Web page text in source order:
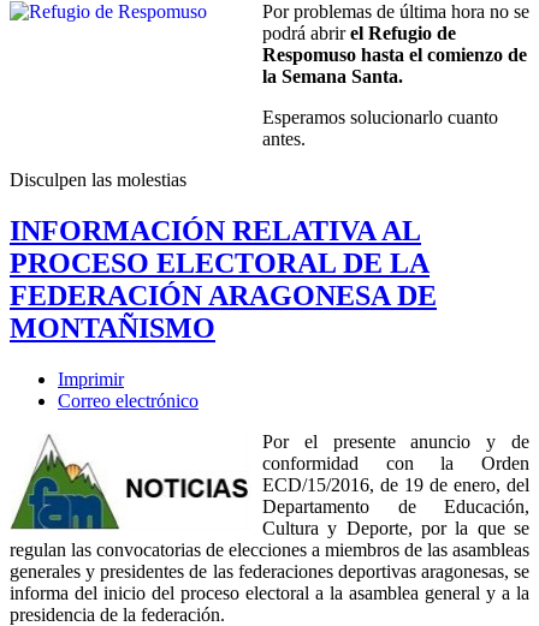
Por problemas de última hora no se
podrá abrirel Refugio de
Respomuso hasta el comienzo de
la Semana Santa.
Esperamos solucionarlo cuanto
antes.
Disculpen las molestias
INFORMACIÓN RELATIVA AL
PROCESO ELECTORAL DE LA
FEDERACIÓN ARAGONESA DE
MONTAÑISMO
Imprimir
Correo electrónico
Por el presente anuncio y de
conformidad con la Orden
ECD/15/2016, de 19 de enero, del
Departamento de Educación,
Cultura y Deporte, por la que se
regulan las convocatorias de elecciones a miembros de las asambleas
generales y presidentes de las federaciones deportivas aragonesas, se
informa del inicio del proceso electoral a la asamblea general y a la
presidencia de la federación.